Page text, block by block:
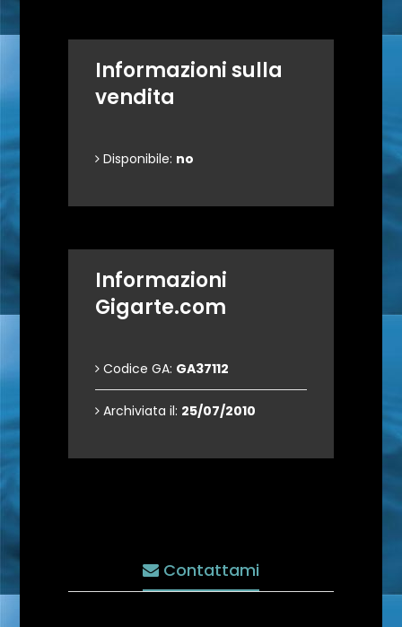
Informazioni sulla
vendita
Disponibile: no
Informazioni
Gigarte.com
Codice GA: GA37112
Archiviata il: 25/07/2010
Contattami